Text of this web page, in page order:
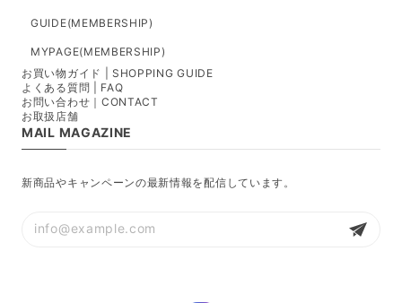
GUIDE(MEMBERSHIP)
MYPAGE(MEMBERSHIP)
お買い物ガイド | SHOPPING GUIDE
よくある質問 | FAQ
お問い合わせ｜CONTACT
お取扱店舗
MAIL MAGAZINE
新商品やキャンペーンの最新情報を配信しています。